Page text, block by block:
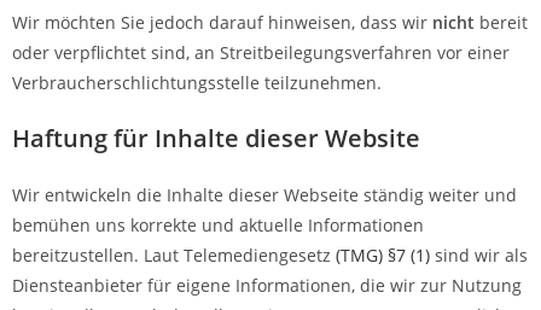
Wir möchten Sie jedoch darauf hinweisen, dass wir nicht bereit
oder verpflichtet sind, an Streitbeilegungsverfahren vor einer
Verbraucherschlichtungsstelle teilzunehmen.
Haftung für Inhalte dieser Website
Wir entwickeln die Inhalte dieser Webseite ständig weiter und
bemühen uns korrekte und aktuelle Informationen
bereitzustellen. Laut Telemediengesetz (TMG) §7 (1) sind wir als
Diensteanbieter für eigene Informationen, die wir zur Nutzung